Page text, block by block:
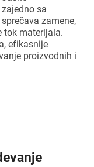
sa
zamene,
tok materijala.
efikasnije
proizvodnih i